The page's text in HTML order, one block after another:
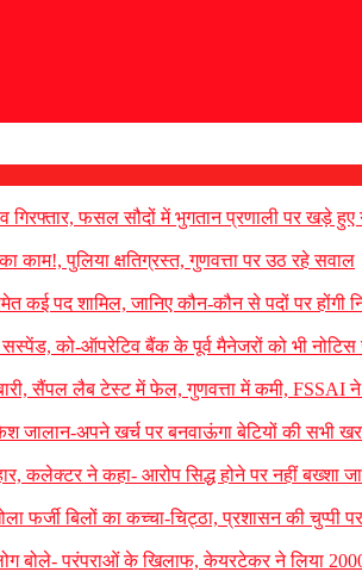
गिरफ्तार, फसल सौदों में भुगतान प्रणाली पर खड़े हुए
काम!, पुलिया क्षतिग्रस्त, गुणवत्ता पर उठ रहे सवाल
कई पद शामिल, जानिए कौन-कौन से पदों पर होंगी
को-ऑपरेटिव बैंक के पूर्व मैनेजरों को भी नोटिस
सैंपल लैब टेस्ट में फेल, गुणवत्ता में कमी, FSSAI ने
जालान-अपने खर्च पर बनवाऊंगा बेटियों की सभी
ने कहा- आरोप सिद्ध होने पर नहीं बख्शा
फर्जी बिलों का कच्चा-चिट्ठा, प्रशासन की चुप्पी
बोले- परंपराओं के खिलाफ, केयरटेकर ने लिया